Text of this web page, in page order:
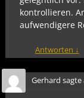
kontrollieren.
aufwendigere
Antworten ↓
Gerhard sagte